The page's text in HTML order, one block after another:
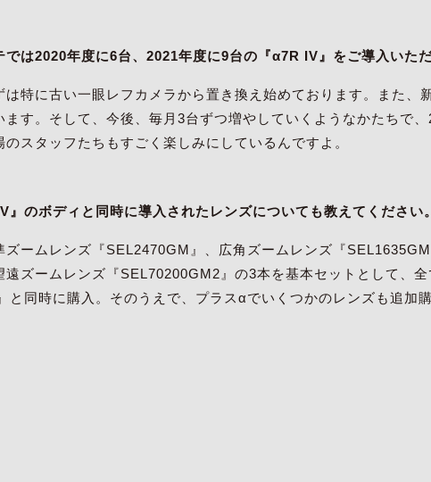
は2020年度に6台、2021年度に9台の『α7R IV』をご導入いた
は特に古い一眼レフカメラから置き換え始めております。また
ます。そして、今後、毎月3台ずつ増やしていくようなかたちで
のスタッフたちもすごく楽しみにしているんですよ。
のボディと同時に導入されたレンズについても教えてください。
ズームレンズ『SEL2470GM』、広角ズームレンズ『SEL1635GM
遠ズームレンズ『SEL70200GM2』の3本を基本セットとして、全
と同時に購入。そのうえで、プラスαでいくつかのレンズも追加